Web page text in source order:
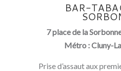
BAR-
7 place de la
Métro : Cluny-
Prise d’assaut aux